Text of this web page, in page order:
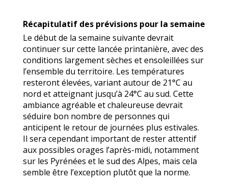
Récapitulatif des prévisions pour la semaine
Le début de la semaine suivante devrait
continuer sur cette lancée printanière, avec des
conditions largement sèches et ensoleillées sur
l’ensemble du territoire. Les températures
resteront élevées, variant autour de 21°C au
nord et atteignant jusqu’à 24°C au sud. Cette
ambiance agréable et chaleureuse devrait
séduire bon nombre de personnes qui
anticipent le retour de journées plus estivales.
Il sera cependant important de rester attentif
aux possibles orages l’après-midi, notamment
sur les Pyrénées et le sud des Alpes, mais cela
semble être l’exception plutôt que la norme.